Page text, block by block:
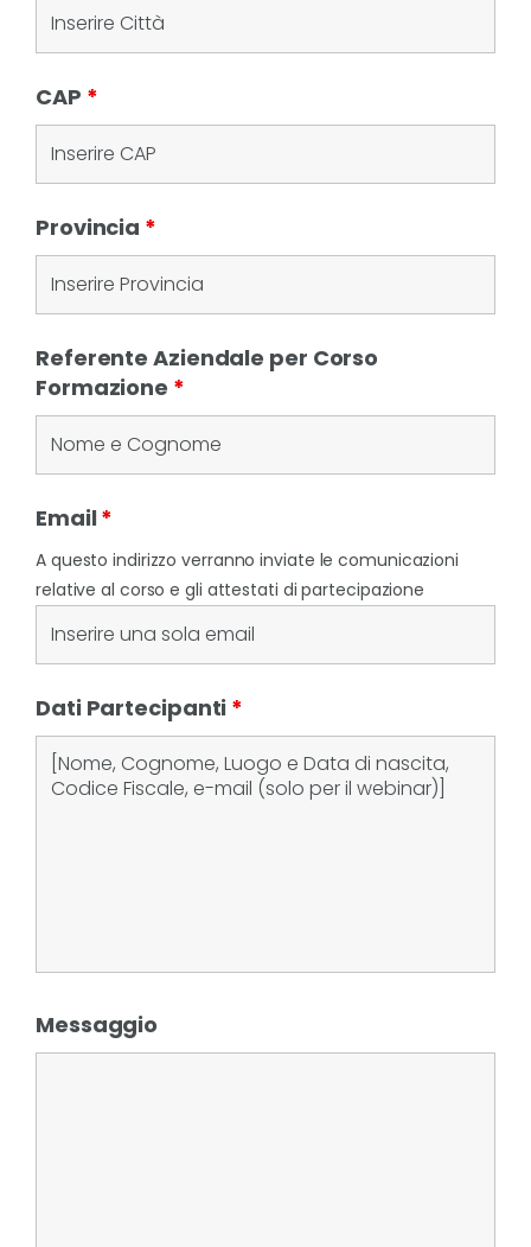
CAP *
Provincia *
Referente Aziendale per Corso
Formazione *
Email *
A questo indirizzo verranno inviate le comunicazioni
relative al corso e gli attestati di partecipazione
Dati Partecipanti *
Messaggio